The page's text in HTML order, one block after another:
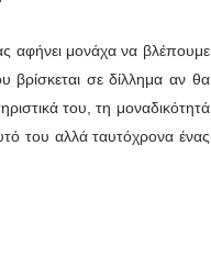
αφήνει μονάχα να βλέπουμε
βρίσκεται σε δίλλημα αν θα
του, τη μοναδικότητά
του αλλά ταυτόχρονα ένας